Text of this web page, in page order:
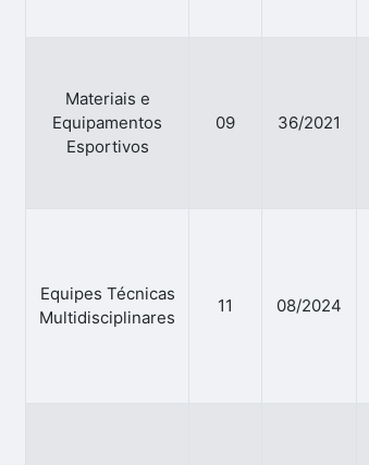
Materiais e
Equipamentos
Esportivos
09 36/2021
Equipes Técnicas
Multidisciplinares
11 08/2024